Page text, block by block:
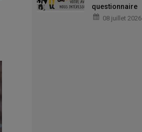
questionnaire
08 juillet 2026